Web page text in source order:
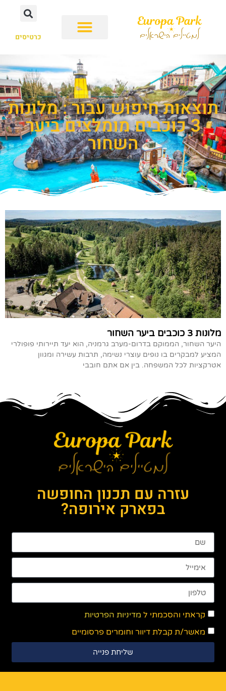
כרטיסים
תוצאות חיפוש עבור : מלונות
3 כוכבים מומלצים ביער
השחור
מלונות 3 כוכבים ביער השחור
היער השחור, הממוקם בדרום-מערב גרמניה, הוא יעד תיירותי פופולרי
המציע למבקרים בו נופים עוצרי נשימה, תרבות עשירה ומגוון
אטרקציות לכל המשפחה. בין אם אתם חובבי
עזרה עם תכנון החופשה
בפארק אירופה?
קראתי והסכמתי ל מדיניות הפרטיות
מאשר/ת קבלת דיוור וחומרים פרסומיים
שליחת פנייה